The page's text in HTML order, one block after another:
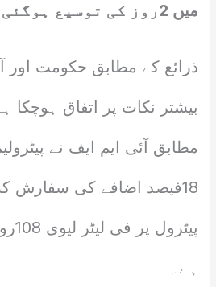
میں 2روز کی توسیع ہوگئی۔
ذرائع کے مطابق حکومت اور
بیشتر نکات پر اتفاق ہوچکا
مطابق آئی ایم ایف نے
18فیصد اضافے کی
ہے۔